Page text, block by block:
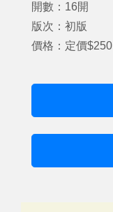
開數：16開
版次：初版
價格：定價$250